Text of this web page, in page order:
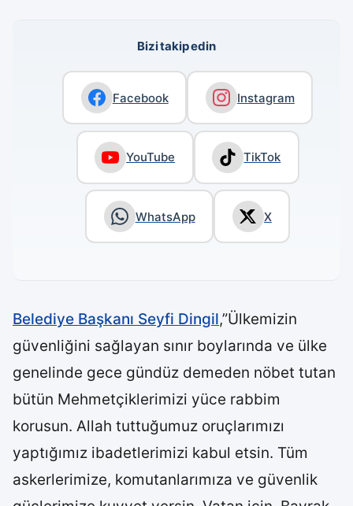
Bizi takip edin
Facebook Instagram
YouTube TikTok
WhatsApp X
Belediye Başkanı Seyfi Dingil,”Ülkemizin
güvenliğini sağlayan sınır boylarında ve ülke
genelinde gece gündüz demeden nöbet tutan
bütün Mehmetçiklerimizi yüce rabbim
korusun. Allah tuttuğumuz oruçlarımızı
yaptığımız ibadetlerimizi kabul etsin. Tüm
askerlerimize, komutanlarımıza ve güvenlik